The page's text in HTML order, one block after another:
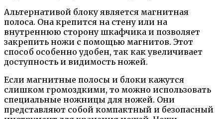
Альтернативой блоку является магнитная
полоса. Она крепится на стену или на
внутреннюю сторону шкафчика и позволяет
закрепить ножи с помощью магнитов. Этот
способ особенно удобен, так как увеличивает
доступность и видимость ножей.
Если магнитные полосы и блоки кажутся
слишком громоздкими, то можно использовать
специальные ножницы для ножей. Они
представляют собой компактный и безопасный